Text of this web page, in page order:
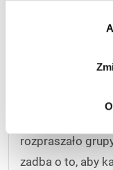
bezstronnego
sprowadzać
rozpraszało
zadba o to, aby